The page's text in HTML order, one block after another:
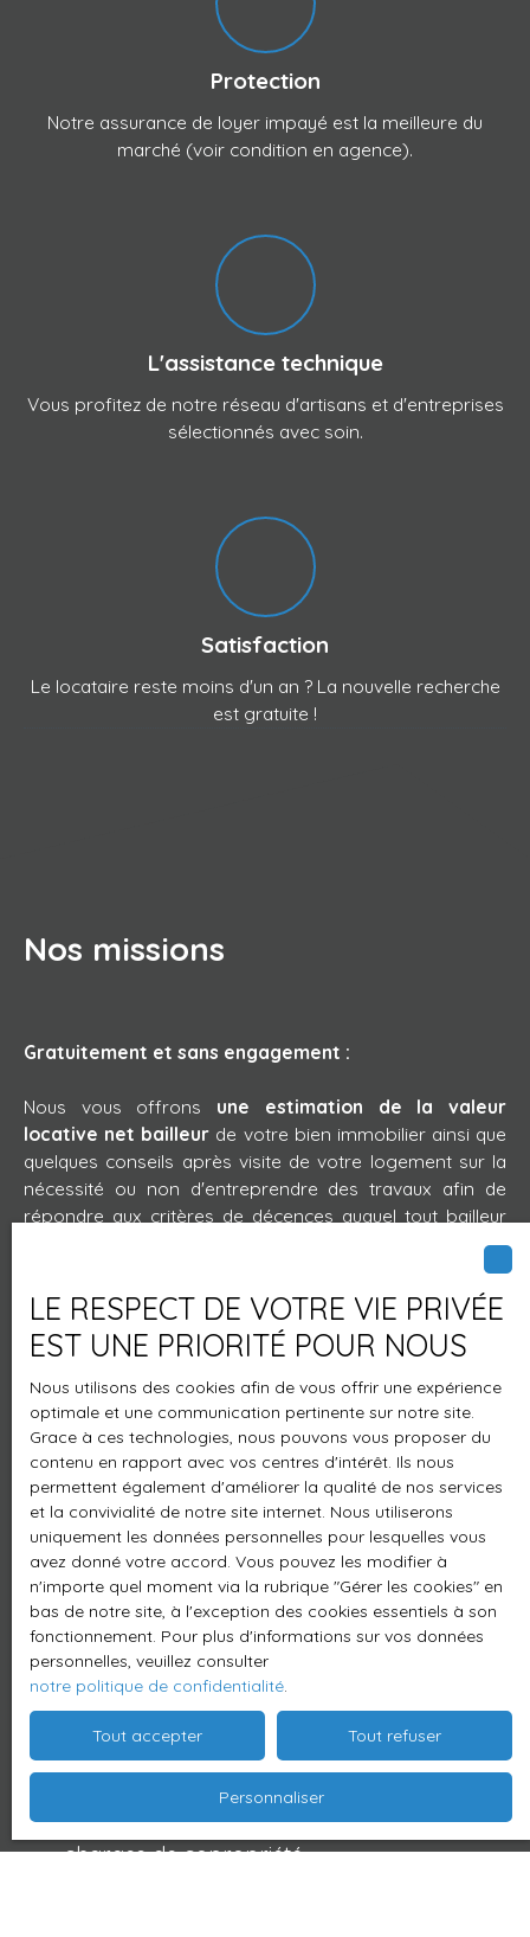
Protection
Notre assurance de loyer impayé est la meilleure du
marché (voir condition en agence).
L'assistance technique
Vous profitez de notre réseau d'artisans et d'entreprises
sélectionnés avec soin.
Satisfaction
Le locataire reste moins d'un an ? La nouvelle recherche
est gratuite !
Nos missions
Gratuitement et sans engagement :
Nous vous offrons une estimation de la valeur
locative net bailleur de votre bien immobilier ainsi que
quelques conseils après visite de votre logement sur la
nécessité ou non d'entreprendre des travaux afin de
répondre aux critères de décences auquel tout bailleur
Rédaction d’un bail en conformité avec les
dernières évolutions réglementaires et
législatives.
Dresser l’état des lieux contradictoire.
encaisser le dépôt de garantie et le
restituer au locataire à sa sortie.
Opérer le quittancement, encaisser les
loyers, charges locatives.
Réviser annuellement le loyer suivant
l’indice concerné (IRL, ICC), régler les
charges de copropriété et les taxes.
Représentation le cas échéant en
assemblée générale et régularisation des
charges de copropriété
LE RESPECT DE VOTRE VIE PRIVÉE
EST UNE PRIORITÉ POUR NOUS
Nous utilisons des cookies afin de vous offrir une expérience
optimale et une communication pertinente sur notre site.
Grace à ces technologies, nous pouvons vous proposer du
contenu en rapport avec vos centres d'intérêt. Ils nous
permettent également d'améliorer la qualité de nos services
et la convivialité de notre site internet. Nous utiliserons
uniquement les données personnelles pour lesquelles vous
avez donné votre accord. Vous pouvez les modifier à
n'importe quel moment via la rubrique ″Gérer les cookies″ en
bas de notre site, à l'exception des cookies essentiels à son
fonctionnement. Pour plus d'informations sur vos données
personnelles, veuillez consulter
notre politique de confidentialité.
Tout accepter Tout refuser
Personnaliser